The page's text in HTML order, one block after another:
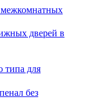
дверей в
типа для
без